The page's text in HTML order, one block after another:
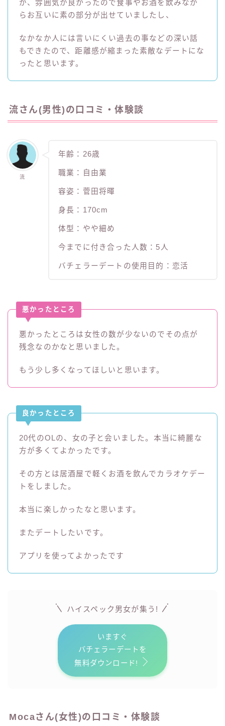
が、雰囲気が良かったので食事やお酒を飲みなが
らお互いに素の部分が出せていましたし、
なかなか人には言いにくい過去の事などの深い話
もできたので、距離感が縮まった素敵なデートにな
ったと思います。
流さん(男性)の口コミ・体験談
流
年齢：26歳
職業：自由業
容姿：菅田将暉
身長：170cm
体型：やや細め
今までに付き合った人数：5人
バチェラーデートの使用目的：恋活
悪かったところ
悪かったところは女性の数が少ないのでその点が
残念なのかなと思いました。
もう少し多くなってほしいと思います。
良かったところ
20代のOLの、女の子と会いました。本当に綺麗な
方が多くてよかったです。
その方とは居酒屋で軽くお酒を飲んでカラオケデー
トをしました。
本当に楽しかったなと思います。
またデートしたいです。
アプリを使ってよかったです
ハイスペック男女が集う!
いますぐ
バチェラーデートを
無料ダウンロード!
Mocaさん(女性)の口コミ・体験談